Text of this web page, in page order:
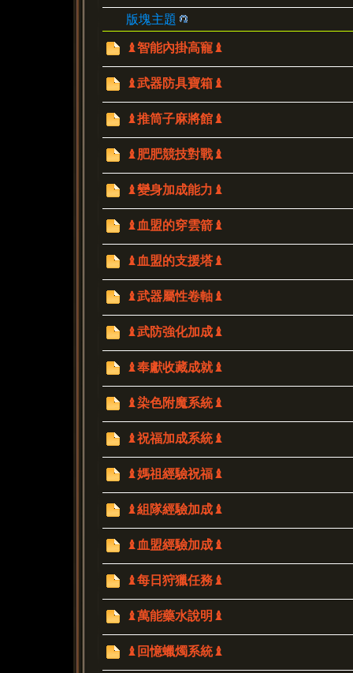
版塊主題
♝智能內掛高寵♝
♝武器防具寶箱♝
♝推筒子麻將館♝
♝肥肥競技對戰♝
♝變身加成能力♝
♝血盟的穿雲箭♝
♝血盟的支援塔♝
♝武器屬性卷軸♝
♝武防強化加成♝
♝奉獻收藏成就♝
♝染色附魔系統♝
♝祝福加成系統♝
♝媽祖經驗祝福♝
♝組隊經驗加成♝
♝血盟經驗加成♝
♝每日狩獵任務♝
♝萬能藥水說明♝
♝回憶蠟燭系統♝